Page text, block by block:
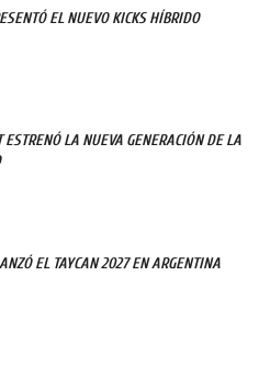
EL NUEVO KICKS HÍBRIDO
ESTRENÓ LA NUEVA GENERACIÓN DE LA
EL TAYCAN 2027 EN ARGENTINA